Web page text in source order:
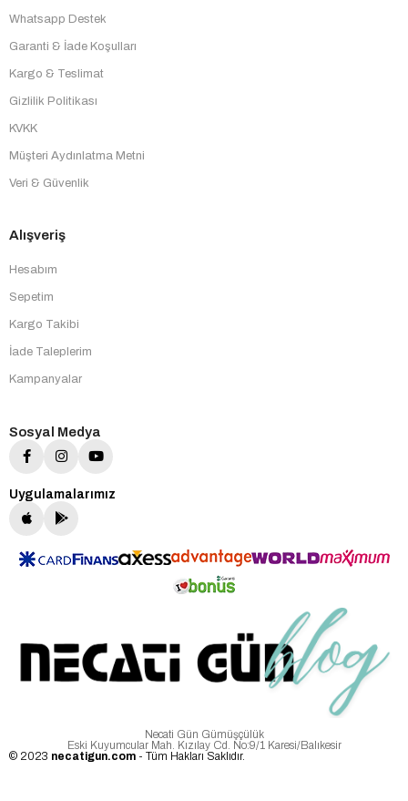
Whatsapp Destek
Garanti & İade Koşulları
Kargo & Teslimat
Gizlilik Politikası
KVKK
Müşteri Aydınlatma Metni
Veri & Güvenlik
Alışveriş
Hesabım
Sepetim
Kargo Takibi
İade Taleplerim
Kampanyalar
Sosyal Medya
Uygulamalarımız
Necati Gün Gümüşçülük
Eski Kuyumcular Mah. Kızılay Cd. No:9/1 Karesi/Balıkesir
© 2023 necatigun.com - Tüm Hakları Saklıdır.